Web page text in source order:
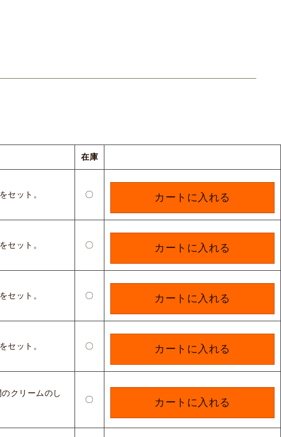
在庫
セット。 〇 カートに入れる
セット。 〇 カートに入れる
セット。 〇 カートに入れる
セット。 〇 カートに入れる
クリームのし
〇 カートに入れる